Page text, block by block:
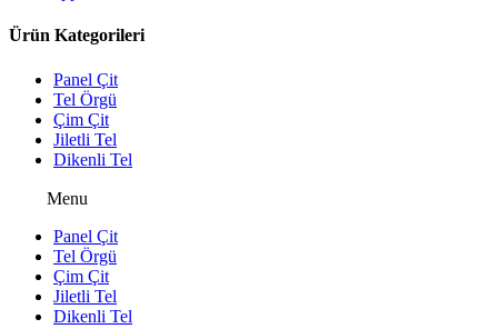
Ürün Kategorileri
Panel Çit
Tel Örgü
Çim Çit
Jiletli Tel
Dikenli Tel
Menu
Panel Çit
Tel Örgü
Çim Çit
Jiletli Tel
Dikenli Tel